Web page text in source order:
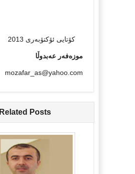
کۆتایی ئۆکتۆبەری 2013
موزەفەر عەبدوڵا
mozafar_as@yahoo.com
Related Posts